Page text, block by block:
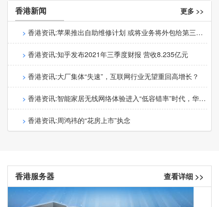
選舉堪憂｜林子傑
香港新闻 更多 >>
香港资讯:苹果推出自助维修计划 或将业务将外包给第三方
运营
香港资讯:知乎发布2021年三季度财报 营收8.235亿元
香港资讯:大厂集体“失速”，互联网行业无望重回高增长？
香港资讯:智能家居无线网络体验进入“低容错率”时代，华为
Wi-Fi 6如何破局？
香港资讯:周鸿祎的“花房上市”执念
香港服务器 查看详细 >>